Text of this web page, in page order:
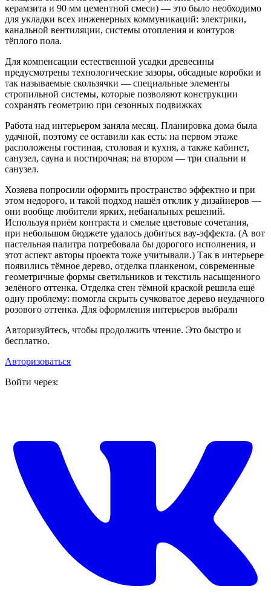
керамзита и 90 мм цементной смеси) — это было необходимо
для укладки всех инженерных коммуникаций: электрики,
канальной вентиляции, системы отопления и контуров
тёплого пола.
Для компенсации естественной усадки древесины
предусмотрены технологические зазоры, обсадные коробки и
так называемые скользячки — специальные элементы
стропильной системы, которые позволяют конструкции
сохранять геометрию при сезонных подвижках
Работа над интерьером заняла месяц. Планировка дома была
удачной, поэтому ее оставили как есть: на первом этаже
расположены гостиная, столовая и кухня, а также кабинет,
санузел, сауна и постирочная; на втором — три спальни и
санузел.
Хозяева попросили оформить пространство эффектно и при
этом недорого, и такой подход нашёл отклик у дизайнеров —
они вообще любители ярких, небанальных решений.
Используя приём контраста и смелые цветовые сочетания,
при небольшом бюджете удалось добиться вау-эффекта. (А вот
пастельная палитра потребовала бы дорогого исполнения, и
этот аспект авторы проекта тоже учитывали.) Так в интерьере
появились тёмное дерево, отделка планкеном, современные
геометричные формы светильников и текстиль насыщенного
зелёного оттенка. Отделка стен тёмной краской решила ещё
одну проблему: помогла скрыть сучковатое дерево неудачного
розового оттенка. Для оформления интерьеров выбрали
Авторизуйтесь, чтобы продолжить чтение. Это быстро и
бесплатно.
Авторизоваться
Войти через: